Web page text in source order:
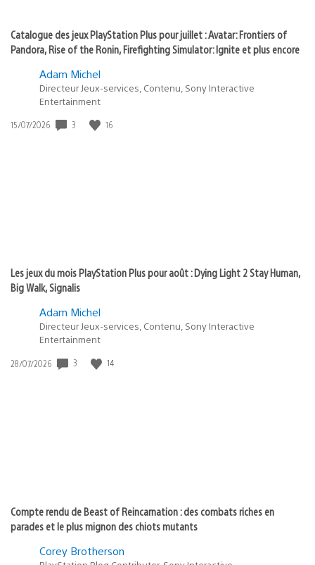
Catalogue des jeux PlayStation Plus pour juillet : Avatar: Frontiers of
Pandora, Rise of the Ronin, Firefighting Simulator: Ignite et plus encore
Adam Michel
Directeur Jeux-services, Contenu, Sony Interactive
Entertainment
Date
15/07/2026 3 16
Les jeux du mois PlayStation Plus pour août : Dying Light 2 Stay Human,
Big Walk, Signalis
Adam Michel
Directeur Jeux-services, Contenu, Sony Interactive
Entertainment
Date
28/07/2026 3 14
Compte rendu de Beast of Reincarnation : des combats riches en
parades et le plus mignon des chiots mutants
Corey Brotherson